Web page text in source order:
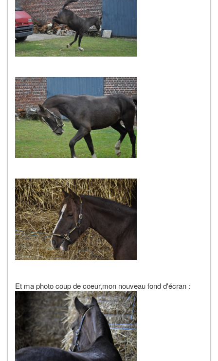
Et ma photo coup de coeur,mon nouveau fond d'écran :